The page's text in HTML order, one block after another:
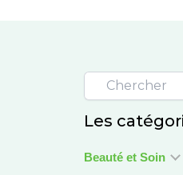
Les
Beauté et Soin